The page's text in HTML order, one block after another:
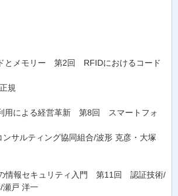
とメモリー 第2回 RFIDにおけるコード
規
用による経営革新 第8回 スマートフォ
サルティング協同組合/波形 克彦・大塚
情報セキュリティ入門 第11回 認証技術/
瀬戸 洋一